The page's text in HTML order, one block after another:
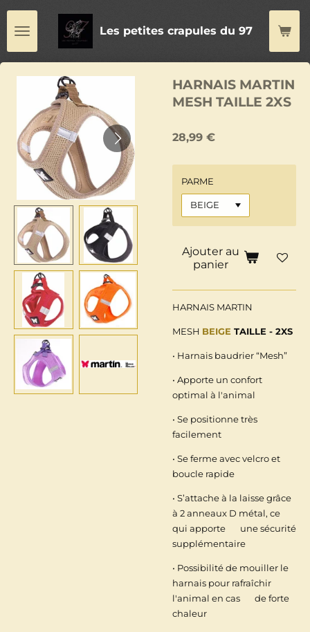
Passer
au
Les petites crapules du 97
HARNAIS MARTIN
MESH TAILLE 2XS
28,99 €
PARME
Ajouter au
panier
HARNAIS MARTIN
MESH BEIGE TAILLE - 2XS
• Harnais baudrier “Mesh”
• Apporte un confort
optimal à l'animal
• Se positionne très
facilement
• Se ferme avec velcro et
boucle rapide
• S’attache à la laisse grâce
à 2 anneaux D métal, ce
qui apporte une sécurité
supplémentaire
• Possibilité de mouiller le
harnais pour rafraîchir
l'animal en cas de forte
chaleur